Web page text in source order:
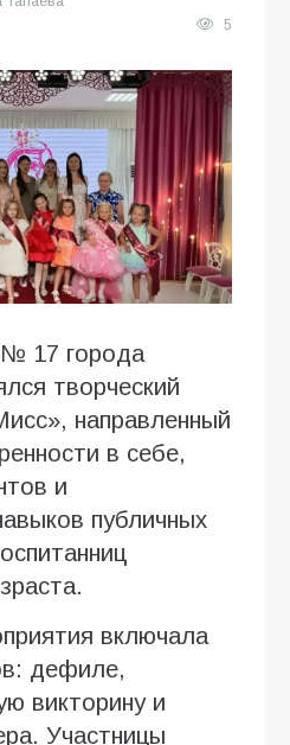
5
17 города
творческий
направленный
в себе,
и
публичных
включала
дефиле,
викторину и
Участницы